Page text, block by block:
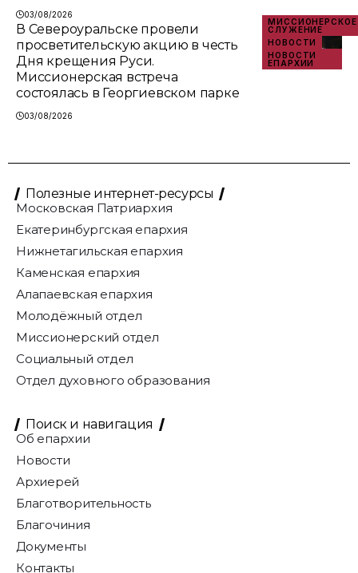
03/08/2026
МИССИОНЕРСКОЕ
СЛУЖЕНИЕ
НОВОСТИ
НОВОСТИ
ЕПАРХИИ
В Североуральске провели
просветительскую акцию в честь
Дня крещения Руси.
Миссионерская встреча
состоялась в Георгиевском парке
03/08/2026
Полезные интернет-ресурсы
Московская Патриархия
Екатеринбургская епархия
Нижнетагильская епархия
Каменская епархия
Алапаевская епархия
Молодёжный отдел
Миссионерский отдел
Социальный отдел
Отдел духовного образования
Поиск и навигация
Об епархии
Новости
Архиерей
Благотворительность
Благочиния
Документы
Контакты